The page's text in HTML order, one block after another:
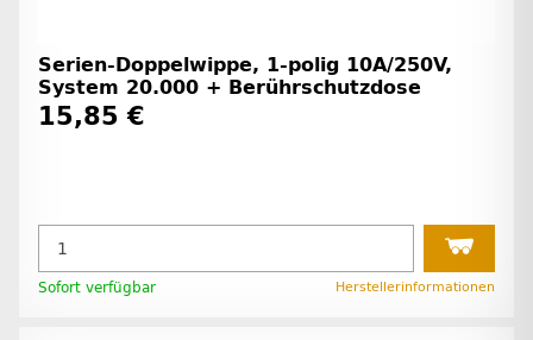
Serien-Doppelwippe, 1-polig 10A/250V,
System 20.000 + Berührschutzdose
15,85 €
Sofort verfügbar Herstellerinformationen